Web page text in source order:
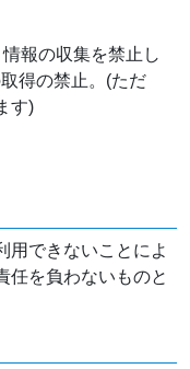
報の収集を禁止し
得の禁止。(ただ
す)
用できないことによ
任を負わないものと